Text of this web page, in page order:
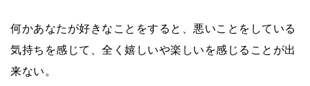
何かあなたが好きなことをすると、悪いことをしている
気持ちを感じて、全く嬉しいや楽しいを感じることが出
来ない。